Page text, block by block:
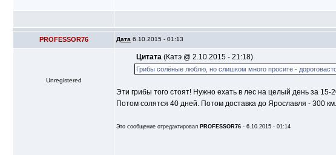
PROFESSOR76 Дата 6.10.2015 - 01:13
Unregistered
Цитата(Катэ @ 2.10.2015 - 21:18)
Грибы солёные люблю, но слишком много просите - дороговасто
Эти грибы того стоят! Нужно ехать в лес на целый день за
Потом солятся 40 дней. Потом доставка до Ярославля - 300
Это сообщение отредактировал PROFESSOR76 - 6.10.2015 - 01:14